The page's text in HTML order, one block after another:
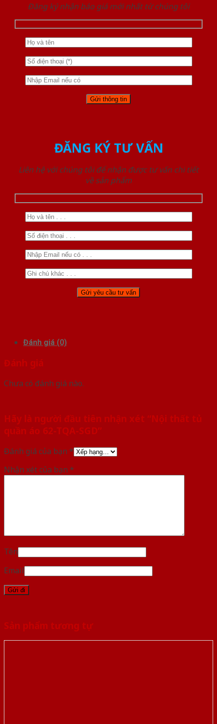
Đăng ký nhận báo giá mới nhất từ chúng tôi
ĐĂNG KÝ TƯ VẤN
Liên hệ với chúng tôi để nhận được tư vấn chi tiết
về sản phẩm
Đánh giá (0)
Đánh giá
Chưa có đánh giá nào.
Hãy là người đầu tiên nhận xét “Nội thất tủ
quần áo 62-TQA-SGD”
Đánh giá của bạn *
Nhận xét của bạn *
Tên
Email
Sản phẩm tương tự